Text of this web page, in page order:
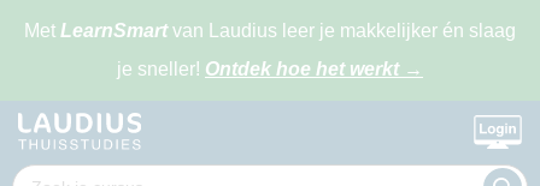
Met LearnSmartvan Laudius leer je makkelijker én slaag
je sneller! Ontdek hoe het werkt →